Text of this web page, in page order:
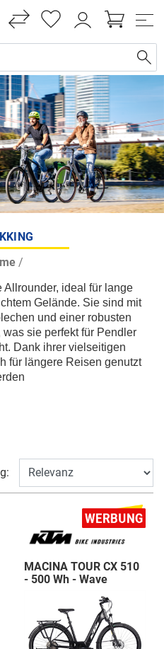
/
Allrounder, ideal für lange
Gelände. Sie sind mit
und einer robusten
sie perfekt für Pendler
Dank ihrer vielseitigen
für längere Reisen genutzt
MACINA TOUR CX 510
- 500 Wh - Wave